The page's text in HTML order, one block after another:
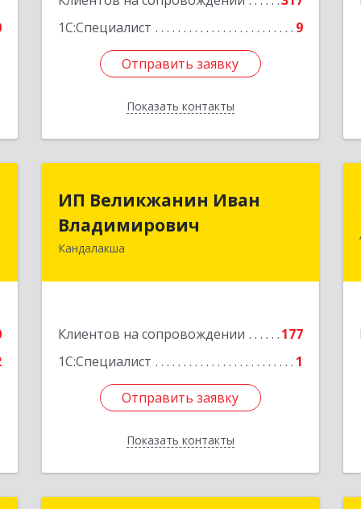
1С:Специалист
9
Отправить заявку
Показать контакты
Отправить заявку
Назад
ИП Великжанин Иван
Владимирович
Кандалакша
Клиентов на сопровождении
177
1С:Специалист
1
Отправить заявку
Показать контакты
Владимирович
184046, Мурманская обл, Кандалакша
Отправить заявку
Назад